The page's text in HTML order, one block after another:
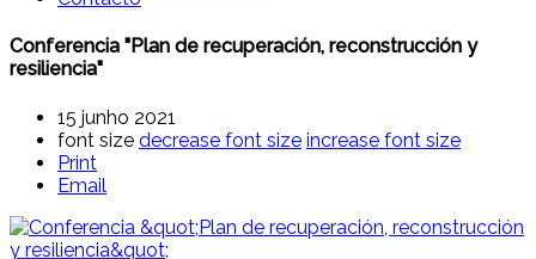
Conferencia "Plan de recuperación, reconstrucción y
resiliencia"
15 junho 2021
font size decrease font size increase font size
Print
Email